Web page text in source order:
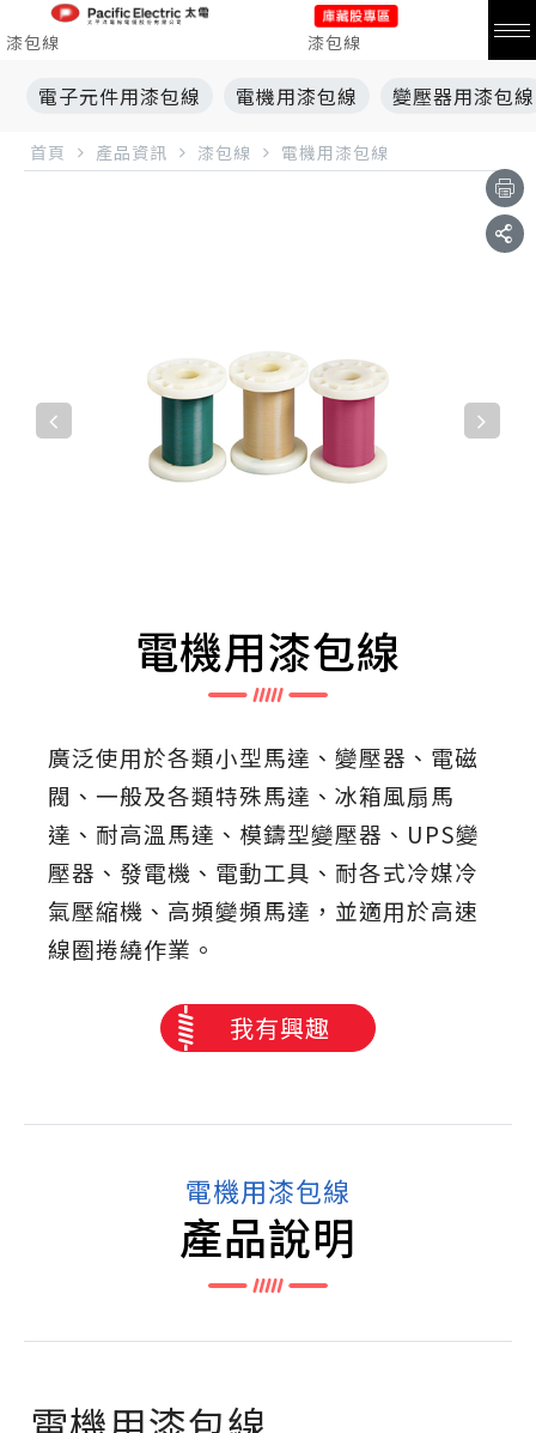
漆包線 漆包線
電子元件用漆包線 電機用漆包線 變壓器用漆包線
首頁 產品資訊 漆包線 電機用漆包線
電機用漆包線
廣泛使用於各類小型馬達、變壓器、電磁
閥、一般及各類特殊馬達、冰箱風扇馬
達、耐高溫馬達、模鑄型變壓器、UPS變
壓器、發電機、電動工具、耐各式冷媒冷
氣壓縮機、高頻變頻馬達，並適用於高速
線圈捲繞作業。
我有興趣
電機用漆包線
產品說明